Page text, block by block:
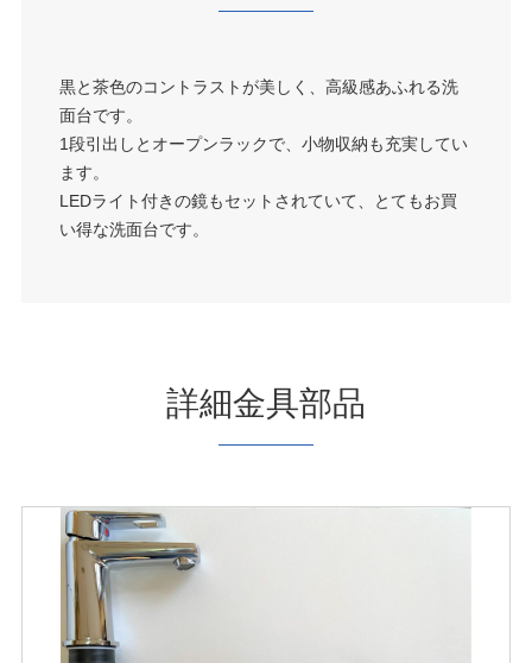
黒と茶色のコントラストが美しく、高級感あふれる洗
面台です。
1段引出しとオープンラックで、小物収納も充実してい
ます。
LEDライト付きの鏡もセットされていて、とてもお買
い得な洗面台です。
詳細金具部品